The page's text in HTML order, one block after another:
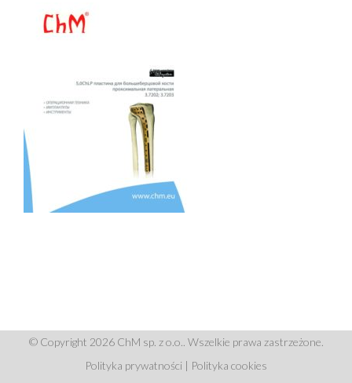
© Copyright 2026 ChM sp. z o.o.. Wszelkie prawa zastrzeżone.
Polityka prywatności | Polityka cookies